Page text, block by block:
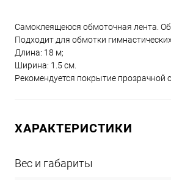
Самоклеящеюся обмоточная лента.
Подходит для обмотки
Длина: 18 м;
Ширина: 1.5 см.
Рекомендуется покрытие прозрачной
ХАРАКТЕРИСТИКИ
Вес и габариты